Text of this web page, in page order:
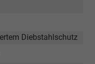
Diebstahlschutz